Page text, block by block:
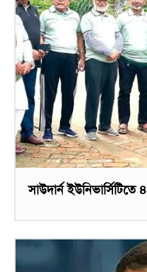
সাউদার্ন